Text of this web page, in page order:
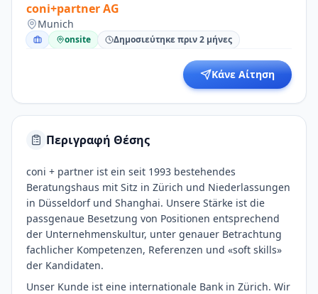
coni+partner AG
Munich
onsite Δημοσιεύτηκε πριν 2 μήνες
Κάνε Αίτηση
Περιγραφή Θέσης
coni + partner ist ein seit 1993 bestehendes
Beratungshaus mit Sitz in Zürich und Niederlassungen
in Düsseldorf und Shanghai. Unsere Stärke ist die
passgenaue Besetzung von Positionen entsprechend
der Unternehmenskultur, unter genauer Betrachtung
fachlicher Kompetenzen, Referenzen und «soft skills»
der Kandidaten.
Unser Kunde ist eine internationale Bank in Zürich. Wir